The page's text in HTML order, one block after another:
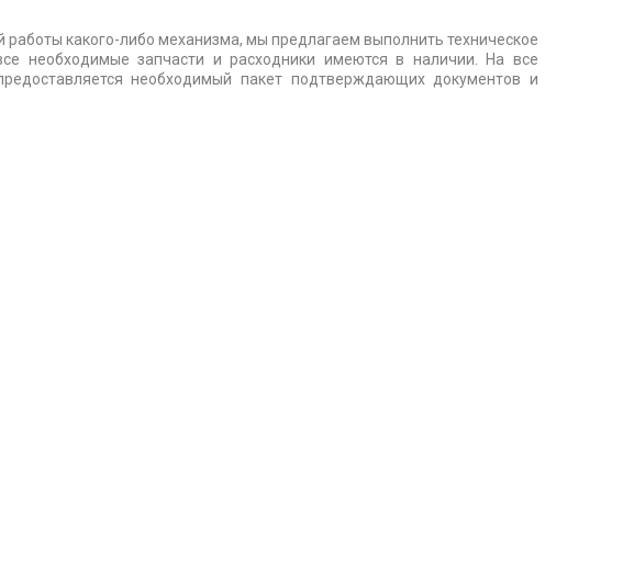
работы какого-либо механизма, мы предлагаем выполнить техническое
необходимые запчасти и расходники имеются в наличии. На все
необходимый пакет подтверждающих документов и